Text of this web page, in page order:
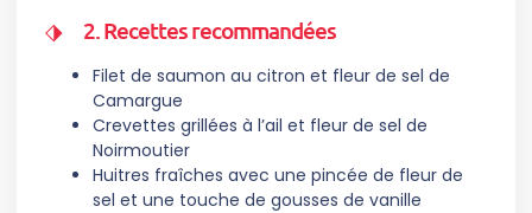
2. Recettes recommandées
Filet de saumon au citron et fleur de sel de
Camargue
Crevettes grillées à l’ail et fleur de sel de
Noirmoutier
Huitres fraîches avec une pincée de fleur de
sel et une touche de gousses de vanille